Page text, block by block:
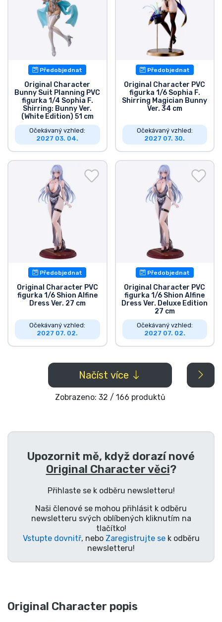
Předobjednat
Original Character
Bunny Suit Planning PVC
figurka 1/4 Sophia F.
Shirring: Bunny Ver.
(White Edition) 51 cm
Očekávaný vzhled:
2027 03. 04.
Předobjednat
Original Character PVC
figurka 1/6 Sophia F.
Shirring Magician Bunny
Ver. 34 cm
Očekávaný vzhled:
2027 07. 30.
Předobjednat
Original Character PVC
figurka 1/6 Shion Alfine
Dress Ver. 27 cm
Očekávaný vzhled:
2027 07. 02.
Předobjednat
Original Character PVC
figurka 1/6 Shion Alfine
Dress Ver. Deluxe Edition
27 cm
Očekávaný vzhled:
2027 07. 02.
Načíst více
Zobrazeno: 32 / 166 produktů
Upozornit mě, když dorazí nové
Original Character věci?
Přihlaste se k odběru newsletteru!
Naši členové se mohou přihlásit k odběru
newsletteru svých oblíbených kliknutím na
tlačítko!
Vstupte dovnitř, nebo Zaregistrujte sek odběru
newsletteru!
Original Character popis